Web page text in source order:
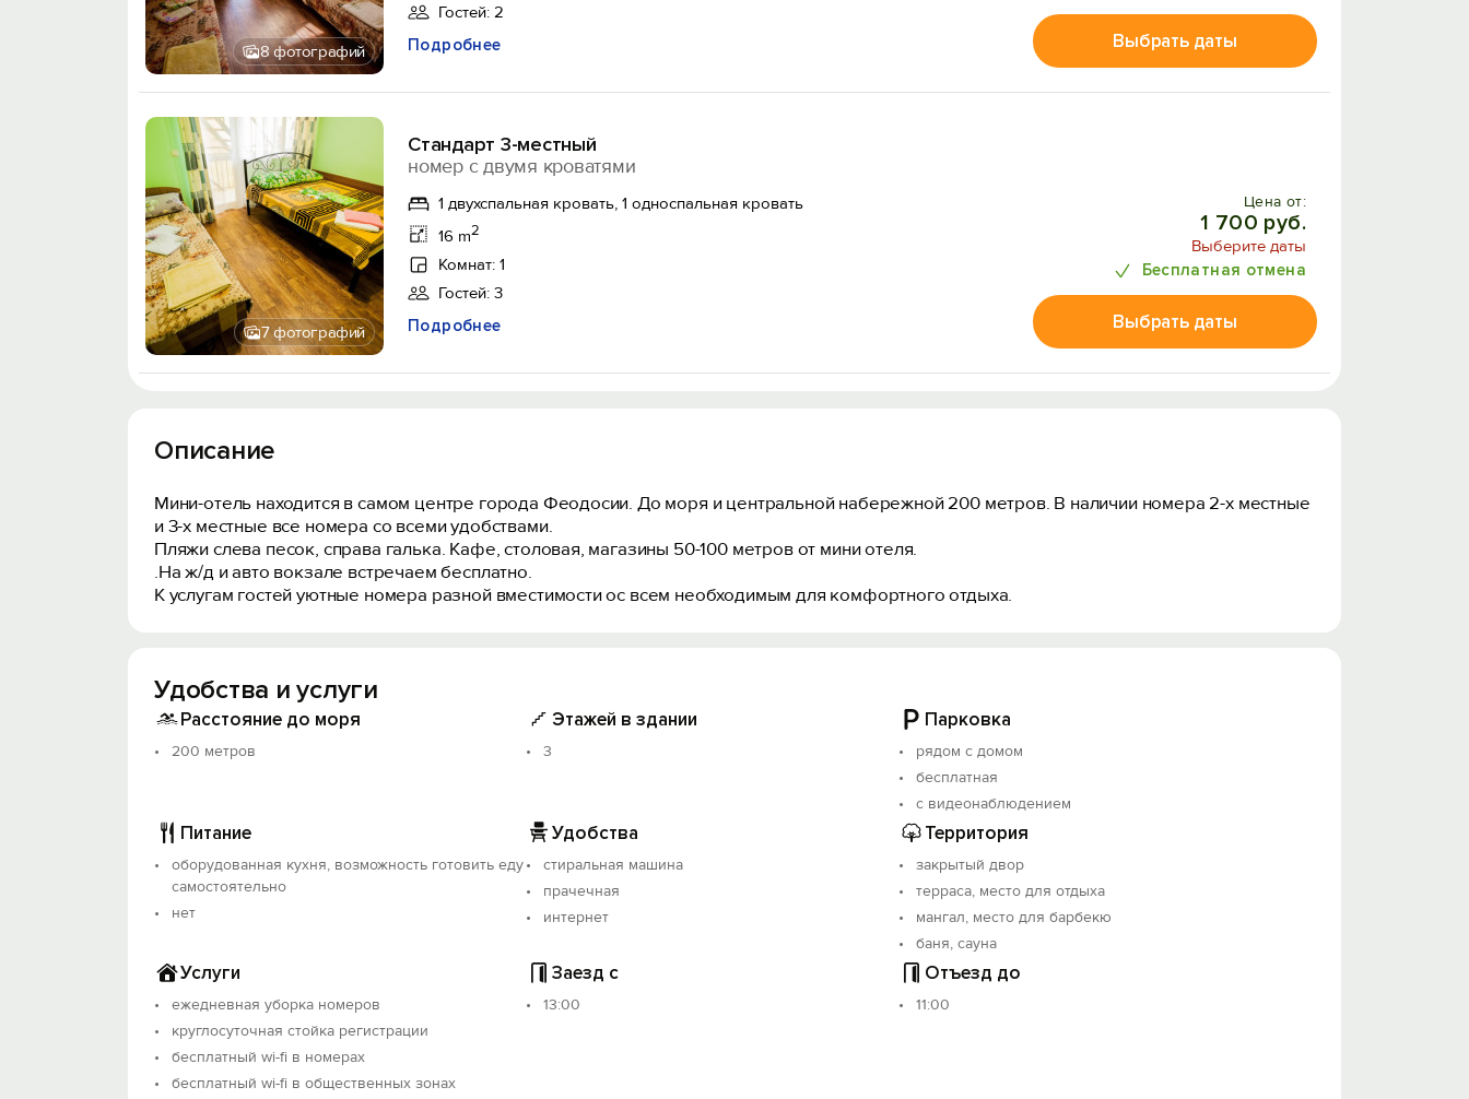
8 фотографий
Гостей: 2
Подробнее
Выбрать даты
7 фотографий
Стандарт 3-местный
номер с двумя кроватями
1 двухспальная кровать, 1 односпальная кровать
16 m2
Комнат: 1
Гостей: 3
Подробнее
Цена от:
1 700 руб.
Выберите даты
Бесплатная отмена
Выбрать даты
Описание
Мини-отель находится в самом центре города Феодосии. До моря и центральной набережной 200 метров. В наличии номера 2-х местные
и 3-х местные все номера со всеми удобствами.
Пляжи слева песок, справа галька. Кафе, столовая, магазины 50-100 метров от мини отеля.
.На ж/д и авто вокзале встречаем бесплатно.
К услугам гостей уютные номера разной вместимости ос всем необходимым для комфортного отдыха.
Удобства и услуги
Расстояние до моря
200 метров
Этажей в здании
3
Парковка
рядом с домом
бесплатная
с видеонаблюдением
Питание
оборудованная кухня, возможность готовить еду
самостоятельно
нет
Удобства
стиральная машина
прачечная
интернет
Территория
закрытый двор
терраса, место для отдыха
мангал, место для барбекю
баня, сауна
Услуги
ежедневная уборка номеров
круглосуточная стойка регистрации
бесплатный wi-fi в номерах
бесплатный wi-fi в общественных зонах
Заезд с
13:00
Отъезд до
11:00